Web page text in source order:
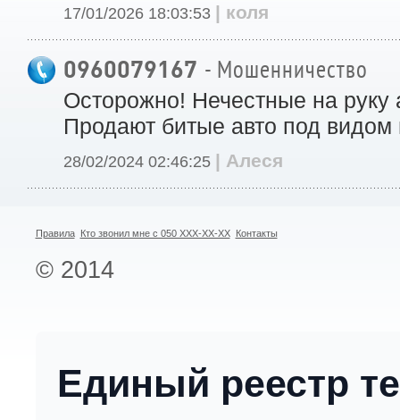
17/01/2026 18:03:53 | коля
0960079167 - Мошенничество
Осторожно! Нечестные на руку
Продают битые авто под видом
28/02/2024 02:46:25 | Алеся
Правила Кто звонил мне с 050 XXX-XX-XX Контакты
© 2014
Единый реестр